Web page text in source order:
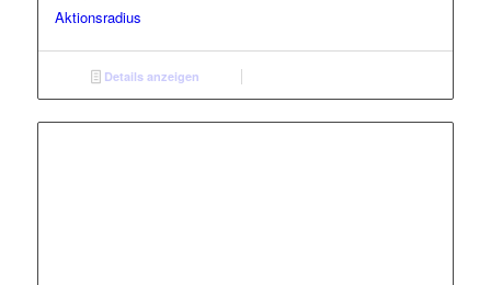
Aktionsradius
Details anzeigen